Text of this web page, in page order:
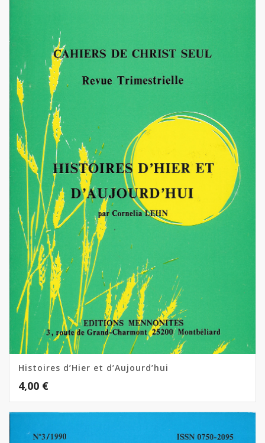
Histoires d’Hier et d’Aujourd’hui
4,00 €